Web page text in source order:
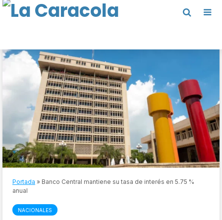
Portada » Banco Central mantiene su tasa de interés en 5.75 %
anual
NACIONALES